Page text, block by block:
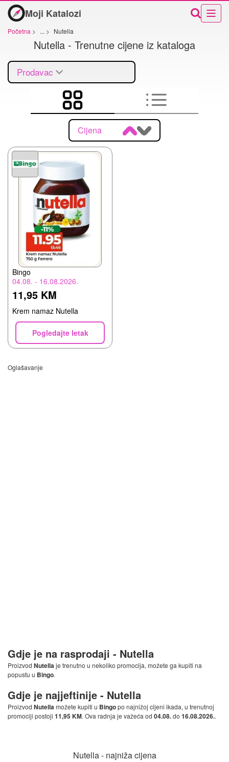
Moji Katalozi
Početna > ... > Nutella
Nutella - Trenutne cijene iz kataloga
Prodavac
Cijena
Bingo
04.08. - 16.08.2026.
11,95 KM
Krem namaz Nutella
Pogledajte letak
Oglašavanje
Gdje je na rasprodaji - Nutella
Proizvod Nutellaje trenutno u nekoliko promocija, možete ga kupiti na
popustu u Bingo.
Gdje je najjeftinije - Nutella
Proizvod Nutellamožete kupiti u Bingopo najnižoj cijeni ikada, u trenutnoj
promociji postoji 11,95 KM. Ova radnja je važeća od 04.08.do 16.08.2026..
Nutella - najniža cijena